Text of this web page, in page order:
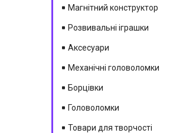
Магнітний конструктор
Розвивальні іграшки
Аксесуари
Механічні головоломки
Борцівки
Головоломки
Товари для творчості